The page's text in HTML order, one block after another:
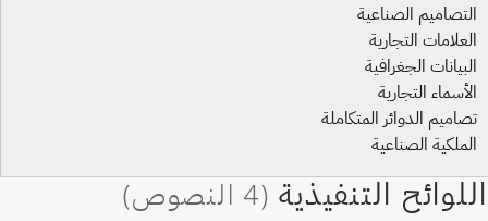
الصناعية
التجارية
الجغرافية
التجارية
الدوائر المتكاملة
الصناعية